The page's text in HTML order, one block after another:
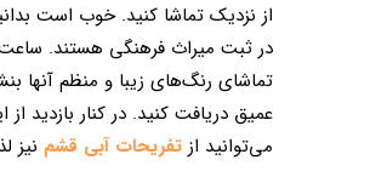
از نزدیک تماشا کنید. خوب است
در ثبت میراث فرهنگی هستند.
تماشای رنگ‌های زیبا و منظم آنها
عمیق دریافت کنید. در کنار بازدید از
می‌توانید از تفریحات آبی قشم نیز